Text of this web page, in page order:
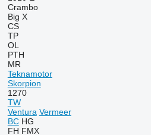
Crambo
Big X
CS
TP
OL
PTH
MR
Teknamotor
Skorpion
1270
TW
Ventura Vermeer
BC HG
FH FMX